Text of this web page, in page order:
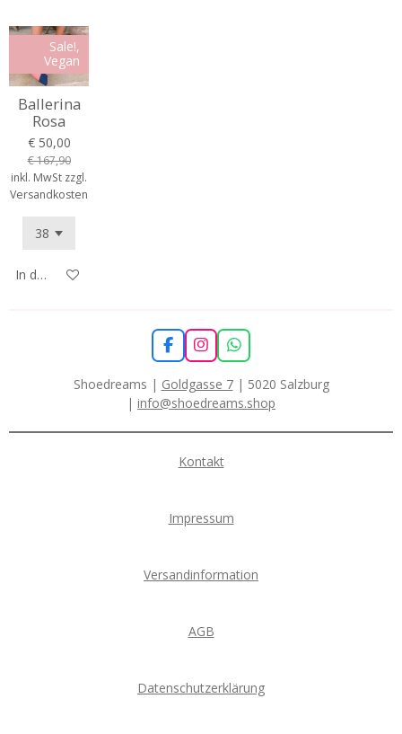
Sale!,
Vegan
Ballerina
Rosa
€ 50,00
€ 167,90
inkl. MwSt zzgl.
Versandkosten
In den Warenkorb
F
a
c
e
b
o
I
n
s
t
a
r
m
W
h
a
t
s
p
Shoedreams | Goldgasse 7| 5020 Salzburg
| info@shoedreams.shop
Kontakt
Impressum
Versandinformation
AGB
Datenschutzerklärung